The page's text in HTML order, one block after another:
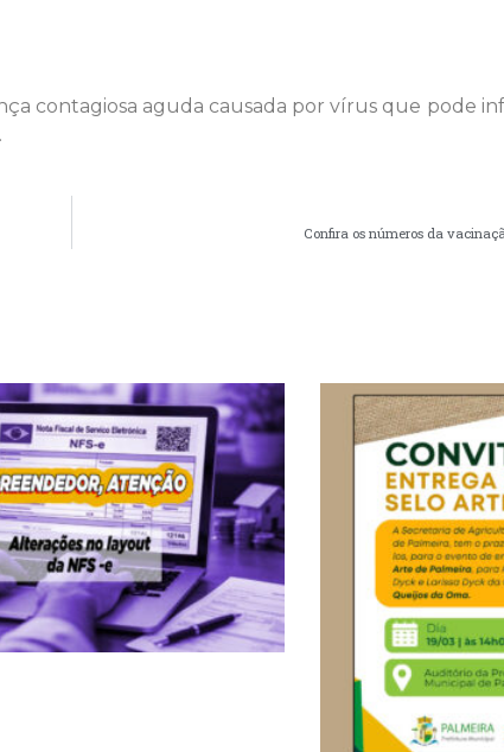
contagiosa aguda causada por vírus que pode
Confira os números da